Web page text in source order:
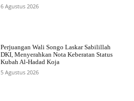
6 Agustus 2026
Perjuangan Wali Songo Laskar Sabilillah
DKI, Menyerahkan Nota Keberatan Status
Kubah Al-Hadad Koja
5 Agustus 2026